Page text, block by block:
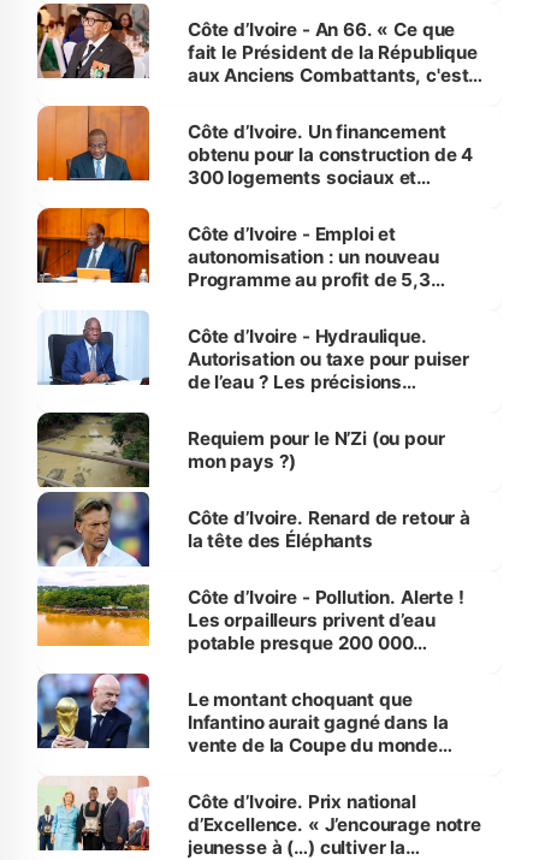
Côte d’Ivoire - An 66. « Ce que
fait le Président de la République
aux Anciens Combattants, c'est
Côte d’Ivoire. Un financement
obtenu pour la construction de 4
300 logements sociaux et
et Yamoussoukro
Côte d’Ivoire - Emploi et
autonomisation : un nouveau
Programme au profit de 5,3
Côte d’Ivoire - Hydraulique.
Autorisation ou taxe pour puiser
de l’eau ? Les précisions
Requiem pour le N’Zi (ou pour
mon pays ?)
Côte d’Ivoire. Renard de retour à
la tête des Éléphants
Côte d’Ivoire - Pollution. Alerte !
Les orpailleurs privent d’eau
potable presque 200 000
Le montant choquant que
Infantino aurait gagné dans la
vente de la Coupe du monde
Côte d’Ivoire. Prix national
d’Excellence. « J’encourage notre
jeunesse à (…) cultiver la